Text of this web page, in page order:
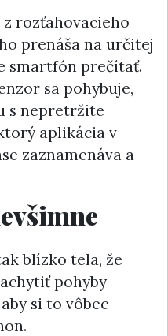
rozťahovacieho
prenáša na určitej
smartfón prečítať.
sa pohybuje,
s nepretržite
aplikácia v
zaznamenáva a
blízko tela, že
pohyby
si to vôbec